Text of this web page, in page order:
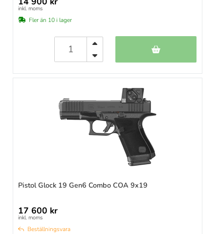
inkl. moms
Fler än 10 i lager
Pistol Glock 19 Gen6 Combo COA 9x19
17 600 kr
inkl. moms
Beställningsvara